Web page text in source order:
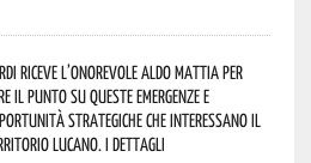
riceve l’onorevole Aldo Mattia per
il punto su queste emergenze e
strategiche che interessano il
lucano. I dettagli